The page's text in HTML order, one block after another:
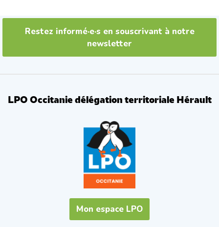
Restez informé·e·s en souscrivant à notre
newsletter
LPO Occitanie délégation territoriale Hérault
Mon espace LPO